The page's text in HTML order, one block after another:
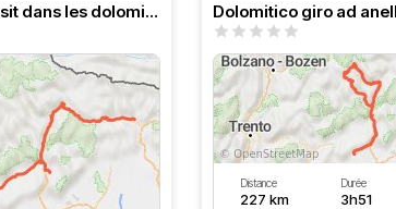
Une étape de transit dans les dolomites
Distance
227 km
Durée
3h51